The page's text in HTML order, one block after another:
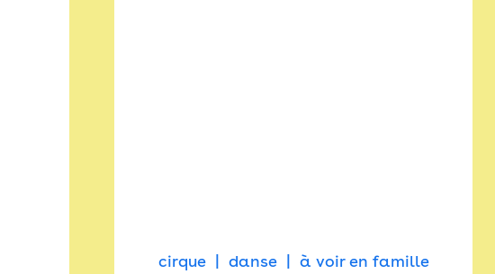
cirque danse à voir en famille